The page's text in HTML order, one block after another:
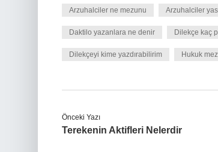
Arzuhalciler ne mezunu Arzuhalciler
Daktilo yazanlara ne denir Dilekçe kaç
Dilekçeyi kime yazdırabilirim Hukuk
Önceki Yazı
Terekenin Aktifleri Nelerdir